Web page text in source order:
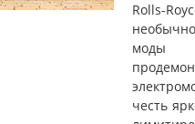
Rolls-
моды
честь